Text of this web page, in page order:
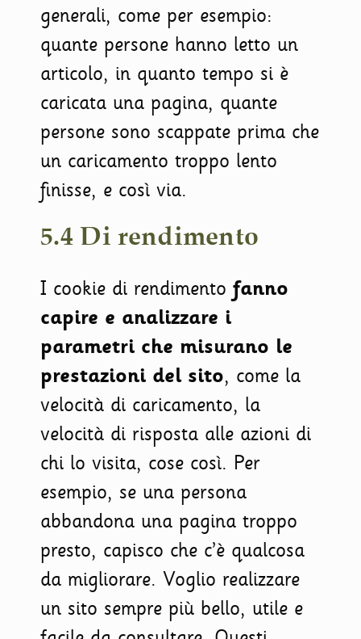
generali, come per esempio:
quante persone hanno letto un
articolo, in quanto tempo si è
caricata una pagina, quante
persone sono scappate prima che
un caricamento troppo lento
finisse, e così via.
5.4 Di rendimento
I cookie di rendimento fanno
capire e analizzare i
parametri che misurano le
prestazioni del sito, come la
velocità di caricamento, la
velocità di risposta alle azioni di
chi lo visita, cose così. Per
esempio, se una persona
abbandona una pagina troppo
presto, capisco che c’è qualcosa
da migliorare. Voglio realizzare
un sito sempre più bello, utile e